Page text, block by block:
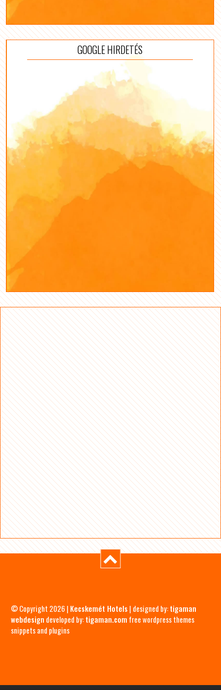
GOOGLE HIRDETÉS
© Copyright 2026 | Kecskemét Hotels | designed by:tigaman
webdesign developed by:tigaman.com free wordpress themes
snippets and plugins